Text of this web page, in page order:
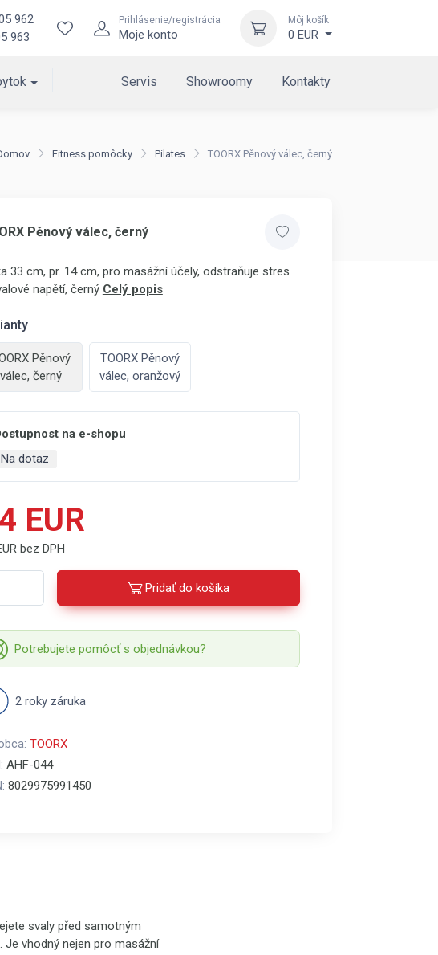
962
963
Prihlásenie/registrácia
Moje konto
Môj košík
0 EUR
Servis Showroomy Kontakty
Fitness pomôcky Pilates TOORX Pěnový válec, černý
Pěnový válec, černý
33 cm, pr. 14 cm, pro masážní účely, odstraňuje stres
napětí, černý Celý popis
Pěnový
válec, černý
TOORX Pěnový
válec, oranžový
na e-shopu
Na dotaz
EUR
bez DPH
Pridať do košíka
Potrebujete pomôcť s objednávkou?
2 roky záruka
TOORX
AHF-044
8029975991450
svaly před samotným
vhodný nejen pro masážní